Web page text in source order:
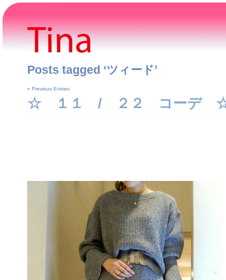
Posts tagged ‘ツィード’
« Previous Entries
☆ １１ / ２２ コーデ